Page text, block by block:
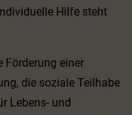
Hilfe steht
Förderung einer
die soziale Teilhabe
Lebens- und